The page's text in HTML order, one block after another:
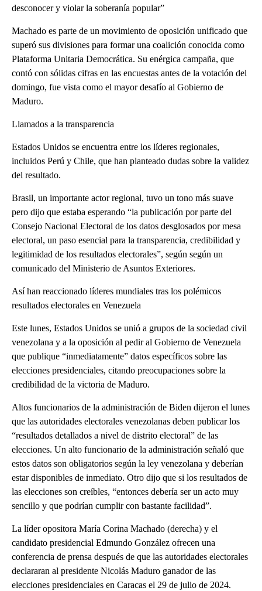
desconocer y violar la soberanía popular”
Machado es parte de un movimiento de oposición unificado que
superó sus divisiones para formar una coalición conocida como
Plataforma Unitaria Democrática. Su enérgica campaña, que
contó con sólidas cifras en las encuestas antes de la votación del
domingo, fue vista como el mayor desafío al Gobierno de
Maduro.
Llamados a la transparencia
Estados Unidos se encuentra entre los líderes regionales,
incluidos Perú y Chile, que han planteado dudas sobre la validez
del resultado.
Brasil, un importante actor regional, tuvo un tono más suave
pero dijo que estaba esperando “la publicación por parte del
Consejo Nacional Electoral de los datos desglosados ​​por mesa
electoral, un paso esencial para la transparencia, credibilidad y
legitimidad de los resultados electorales”, según según un
comunicado del Ministerio de Asuntos Exteriores.
Así han reaccionado líderes mundiales tras los polémicos
resultados electorales en Venezuela
Este lunes, Estados Unidos se unió a grupos de la sociedad civil
venezolana y a la oposición al pedir al Gobierno de Venezuela
que publique “inmediatamente” datos específicos sobre las
elecciones presidenciales, citando preocupaciones sobre la
credibilidad de la victoria de Maduro.
Altos funcionarios de la administración de Biden dijeron el lunes
que las autoridades electorales venezolanas deben publicar los
“resultados detallados a nivel de distrito electoral” de las
elecciones. Un alto funcionario de la administración señaló que
estos datos son obligatorios según la ley venezolana y deberían
estar disponibles de inmediato. Otro dijo que si los resultados de
las elecciones son creíbles, “entonces debería ser un acto muy
sencillo y que podrían cumplir con bastante facilidad”.
La líder opositora María Corina Machado (derecha) y el
candidato presidencial Edmundo González ofrecen una
conferencia de prensa después de que las autoridades electorales
declararan al presidente Nicolás Maduro ganador de las
elecciones presidenciales en Caracas el 29 de julio de 2024.